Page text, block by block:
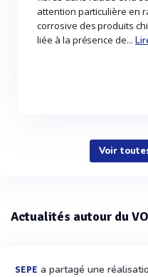
attention particulière en
corrosive des produits
liée à la présence de...
Voir
Actualités autour du
SEPE a partagé une